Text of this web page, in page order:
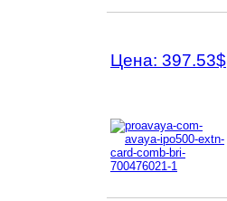
Цена: 397.53$